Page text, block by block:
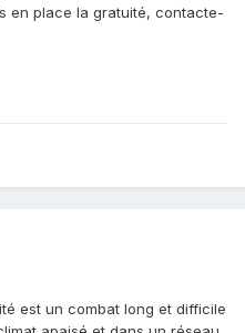
en place la gratuité, contacte-
est un combat long et difficile